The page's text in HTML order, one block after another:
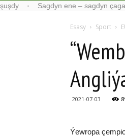
· Sagdyn ene – sagdyn çaga –
Esasy Sport
2021-07-03
Ýewropa